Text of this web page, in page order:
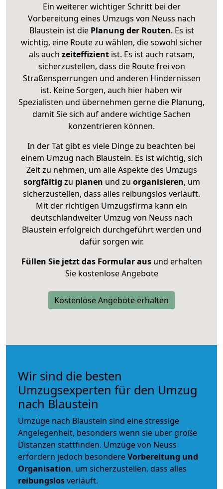
Ein weiterer wichtiger Schritt bei der
Vorbereitung eines Umzugs von Neuss nach
Blaustein ist diePlanung der Routen. Es ist
wichtig, eine Route zu wählen, die sowohl sicher
als auch zeiteffizientist. Es ist auch ratsam,
sicherzustellen, dass die Route frei von
Straßensperrungen und anderen Hindernissen
ist. Keine Sorgen, auch hier haben wir
Spezialisten und übernehmen gerne die Planung,
damit Sie sich auf andere wichtige Sachen
konzentrieren können.
In der Tat gibt es viele Dinge zu beachten bei
einem Umzug nach Blaustein. Es ist wichtig, sich
Zeit zu nehmen, um alle Aspekte des Umzugs
sorgfältig zu planen und zu organisieren, um
sicherzustellen, dass alles reibungslos verläuft.
Mit der richtigen Umzugsfirma kann ein
deutschlandweiter Umzug von Neuss nach
Blaustein erfolgreich durchgeführt werden und
dafür sorgen wir.
Füllen Sie jetzt das Formular ausund erhalten
Sie kostenlose Angebote
Kostenlose Angebote erhalten
Wir sind die besten
Umzugsexperten für den Umzug
nach Blaustein
Umzüge nach Blaustein sind eine stressige
Angelegenheit, besonders wenn sie über große
Distanzen stattfinden. Umzüge von Neuss
erfordern jedoch besondereVorbereitung und
Organisation, um sicherzustellen, dass alles
reibungslosverläuft.